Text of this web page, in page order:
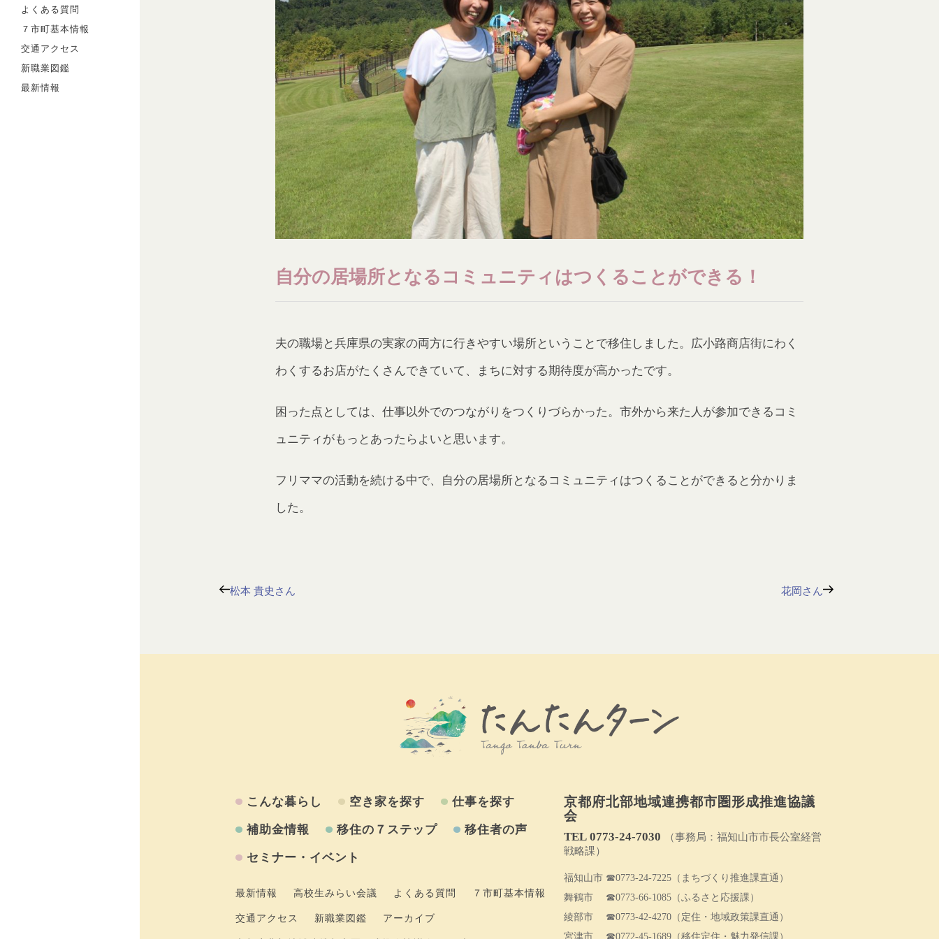
よくある質問
７市町基本情報
交通アクセス
新職業図鑑
最新情報
自分の居場所となるコミュニティはつくることができる！
夫の職場と兵庫県の実家の両方に行きやすい場所ということで移住しました。広小路商店街にわく
わくするお店がたくさんできていて、まちに対する期待度が高かったです。
困った点としては、仕事以外でのつながりをつくりづらかった。市外から来た人が参加できるコミ
ュニティがもっとあったらよいと思います。
フリママの活動を続ける中で、自分の居場所となるコミュニティはつくることができると分かりま
した。
松本 貴史さん 花岡さん
こんな暮らし 空き家を探す 仕事を探す
補助金情報 移住の７ステップ 移住者の声
セミナー・イベント
最新情報 高校生みらい会議 よくある質問 ７市町基本情報
交通アクセス 新職業図鑑 アーカイブ
京都府北部地域連携都市圏形成推進協議
会
TEL 0773‐24-7030
（事務局：福知山市市長公室経営
戦略課）
福知山市 ☎0773-24-7225（まちづくり推進課直通）
舞鶴市 ☎0773-66-1085（ふるさと応援課）
綾部市 ☎0773-42-4270（定住・地域政策課直通）
宮津市 ☎0772-45-1689（移住定住・魅力発信課）